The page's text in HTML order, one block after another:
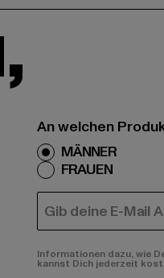
An welchen
MÄNNER
FRAUEN
E-MAIL
Informationen dazu, wie
kannst Dich jederzeit